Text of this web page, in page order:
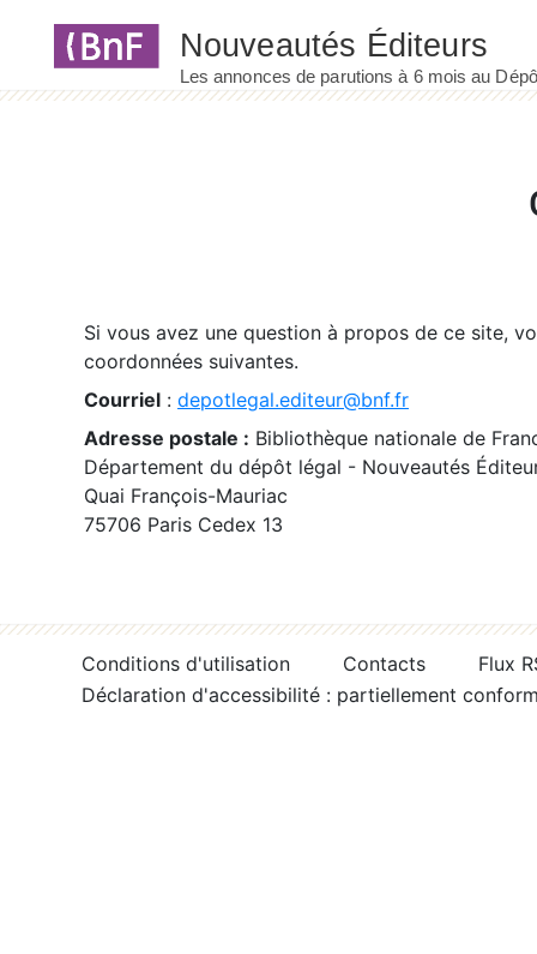
Si vous avez une question à propos de ce site,
coordonnées suivantes.
Courriel : depotlegal.editeur@bnf.fr
Adresse postale : Bibliothèque nationale de
Département du dépôt légal - Nouveautés
Quai François-Mauriac
75706 Paris Cedex 13
Conditions d'utilisation Contacts
Flux
Déclaration d'accessibilité : partiellement